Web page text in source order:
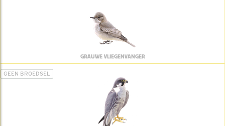
GRAUWE VLIEGENVANGER
GEEN BROEDSEL